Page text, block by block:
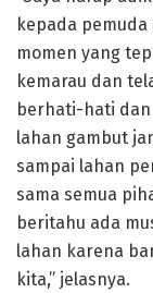
kepada
momen yang
kemarau dan
berhati-hati
lahan gambut
sampai lahan
sama semua
beritahu ada
lahan karena
kita,” jelasnya.